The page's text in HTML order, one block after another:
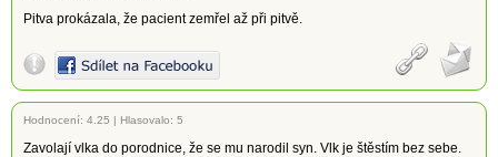
Pitva prokázala, že pacient zemřel až při pitvě.
Hodnocení: 4.25 | Hlasovalo: 5
Zavolají vlka do porodnice, že se mu narodil syn. Vlk je štěstím bez sebe.